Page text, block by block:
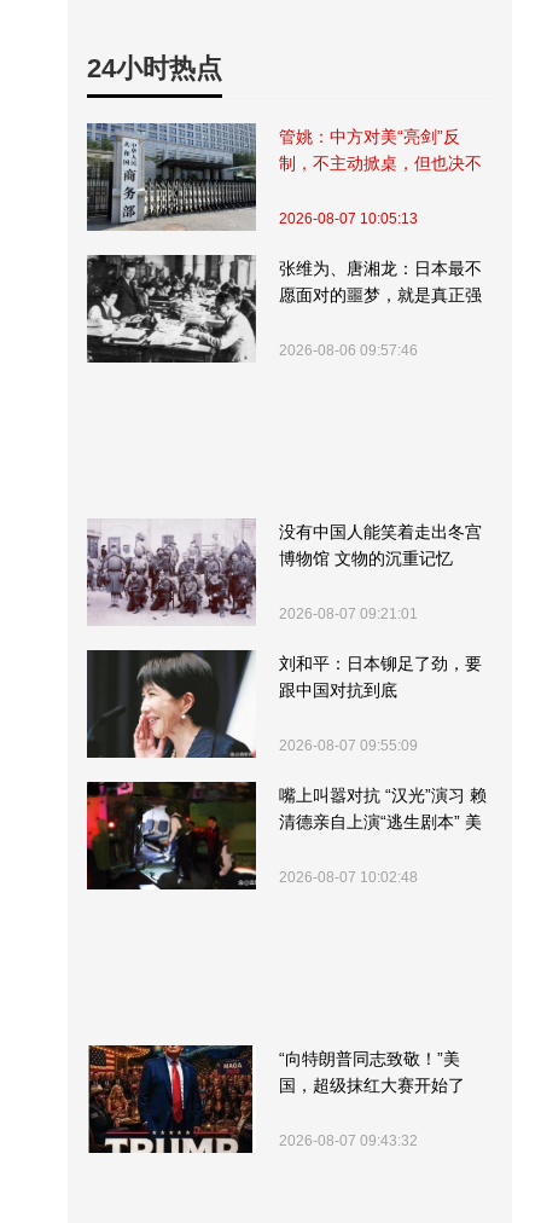
24小时热点
管姚：中方对美“亮剑”反
制，不主动掀桌，但也决不
2026-08-07 10:05:13
张维为、唐湘龙：日本最不
愿面对的噩梦，就是真正强
2026-08-06 09:57:46
没有中国人能笑着走出冬宫
博物馆 文物的沉重记忆
2026-08-07 09:21:01
刘和平：日本铆足了劲，要
跟中国对抗到底
2026-08-07 09:55:09
嘴上叫嚣对抗 “汉光”演习 赖
清德亲自上演“逃生剧本” 美
2026-08-07 10:02:48
“向特朗普同志致敬！”美
国，超级抹红大赛开始了
2026-08-07 09:43:32